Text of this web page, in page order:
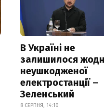
В Україні не
залишилося
неушкодженої
електростанції –
Зеленський
8 СЕРПНЯ, 14:10